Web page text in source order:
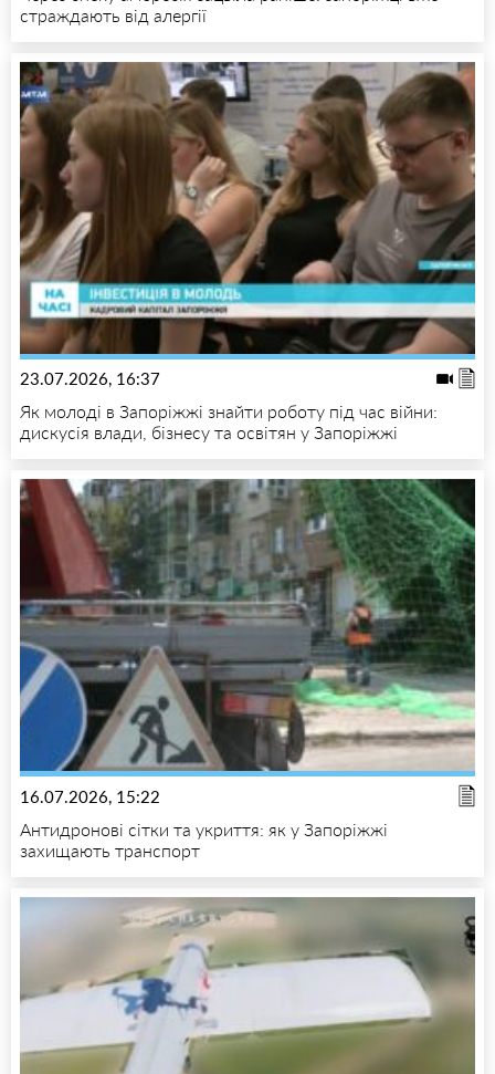
страждають від алергії
23.07.2026, 16:37
Як молоді в Запоріжжі знайти роботу під час війни:
дискусія влади, бізнесу та освітян у Запоріжжі
16.07.2026, 15:22
Антидронові сітки та укриття: як у Запоріжжі
захищають транспорт